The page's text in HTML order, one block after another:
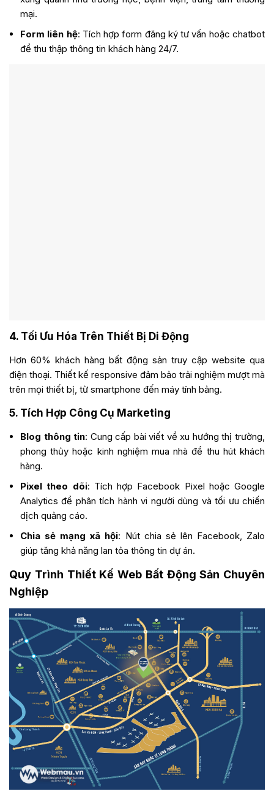
mại.
Form liên hệ: Tích hợp form đăng ký tư vấn hoặc chatbot
để thu thập thông tin khách hàng 24/7.
điện thoại. Thiết kế responsive đảm bảo trải nghiệm mượt mà
5. Tích Hợp Công Cụ Marketing
Blog thông tin: Cung cấp bài viết về xu hướng thị trường,
phong thủy hoặc kinh nghiệm mua nhà để thu hút khách
Pixel theo dõi : Tích hợp Facebook Pixel hoặc Google
Analytics để phân tích hành vi người dùng và tối ưu chiến
dịch quảng cáo.
Chia sẻ mạng xã hội: Nút chia sẻ lên Facebook, Zalo
giúp tăng khả năng lan tỏa thông tin dự án.
Quy Trình Thiết Kế Web Bất Động Sản Chuyên
Nghiệp
Một website bất động sản chất lượng cần trải qua các bước
sau: